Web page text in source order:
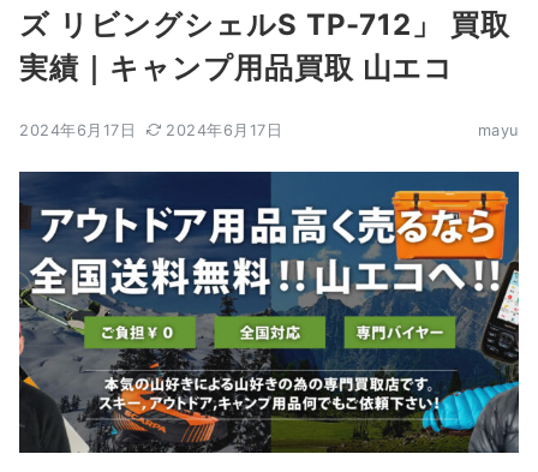
ズ リビングシェルS TP-712」 買取
実績｜キャンプ用品買取 山エコ
2024年6月17日 2024年6月17日 mayu